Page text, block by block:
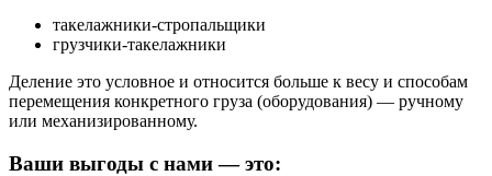
такелажники-стропальщики
грузчики-такелажники
Деление это условное и относится больше к весу и способам
перемещения конкретного груза (оборудования) — ручному
или механизированному.
Ваши выгоды с нами — это: